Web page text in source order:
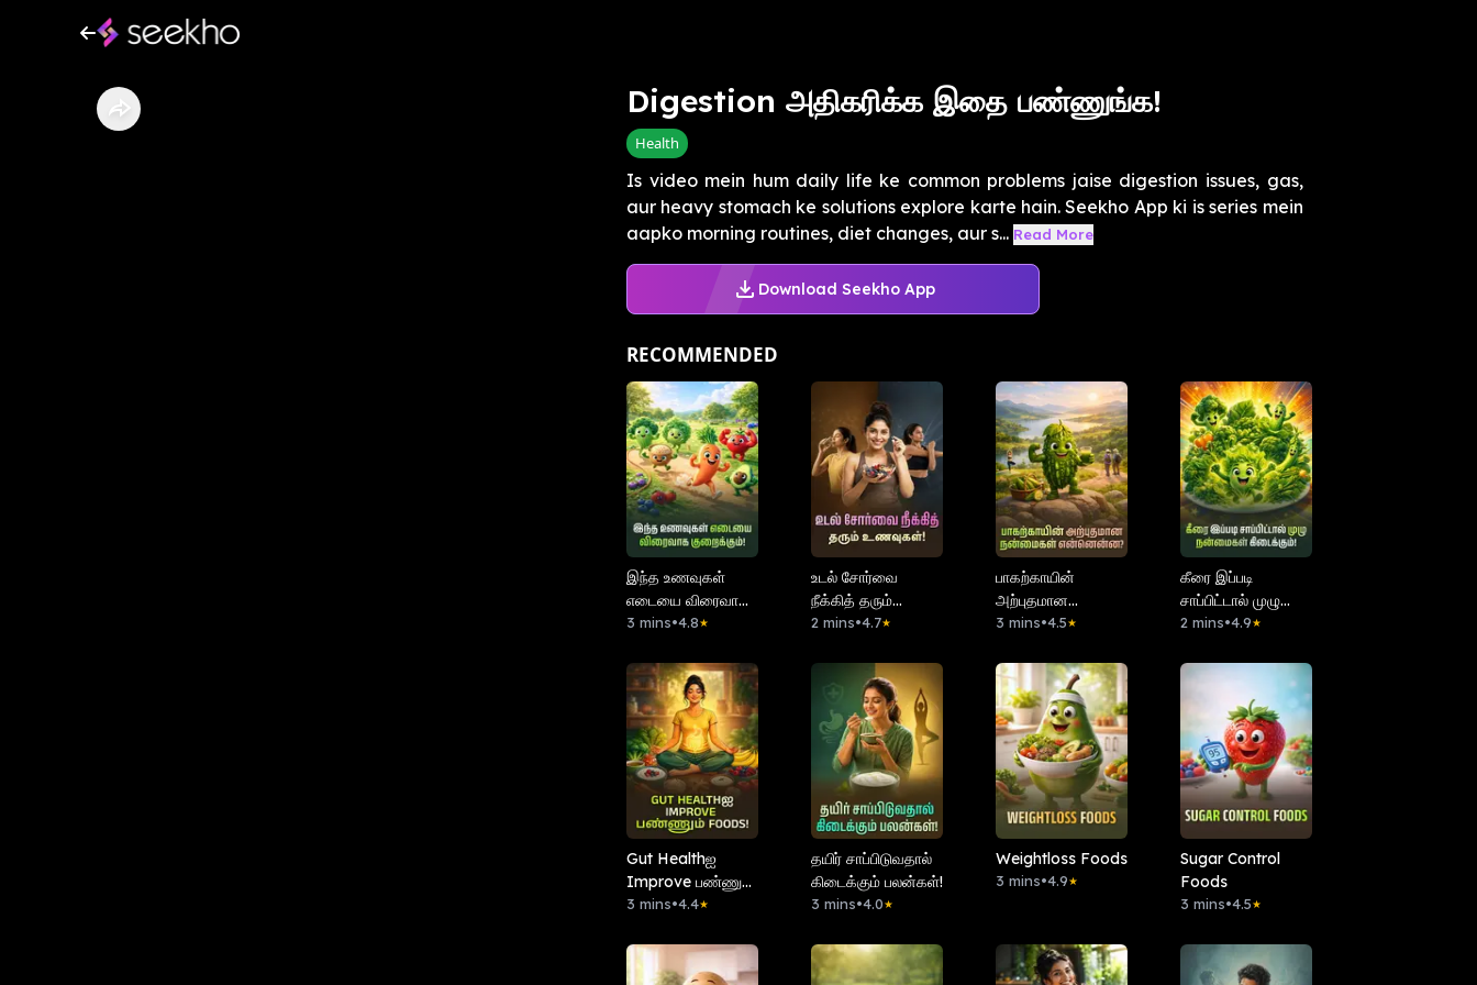
Digestion அதிகரிக்க இதை பண்ணுங்க!
Health
Is video mein hum daily life ke common problems jaise digestion issues, gas,
aur heavy stomach ke solutions explore karte hain. Seekho App ki is series mein
aapko morning routines, diet changes, aur s... Read More
Download Seekho App
RECOMMENDED
இந்த உணவுகள்
எடையை விரைவாக
குறைக்கும்!
3 mins•4.8★
⁠உடல் சோர்வை
நீக்கித் தரும்
உணவுகள்!
2 mins•4.7★
பாகற்காயின்
அற்புதமான
நன்மைகள்
3 mins•4.5★
கீரை இப்படி
சாப்பிட்டால் முழு
நன்மைகள்
2 mins•4.9★
Gut Healthஐ
Improve பண்ணும்
Foods!
3 mins•4.4★
தயிர் சாப்பிடுவதால்
கிடைக்கும் பலன்கள்!
3 mins•4.0★
Weightloss Foods
3 mins•4.9★
Sugar Control
Foods
3 mins•4.5★